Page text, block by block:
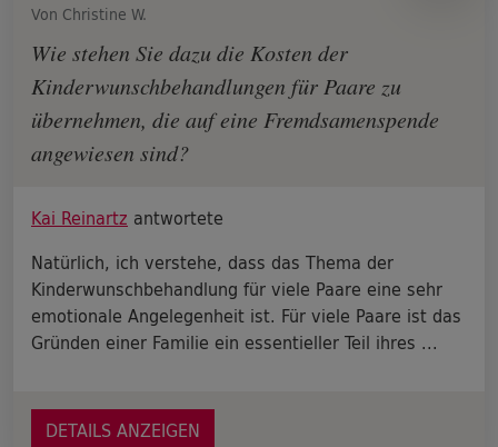
Von Christine W.
Wie stehen Sie dazu die Kosten der
Kinderwunschbehandlungen für Paare zu
übernehmen, die auf eine Fremdsamenspende
angewiesen sind?
Kai Reinartz antwortete
Natürlich, ich verstehe, dass das Thema der
Kinderwunschbehandlung für viele Paare eine sehr
emotionale Angelegenheit ist. Für viele Paare ist das
Gründen einer Familie ein essentieller Teil ihres ...
DETAILS ANZEIGEN